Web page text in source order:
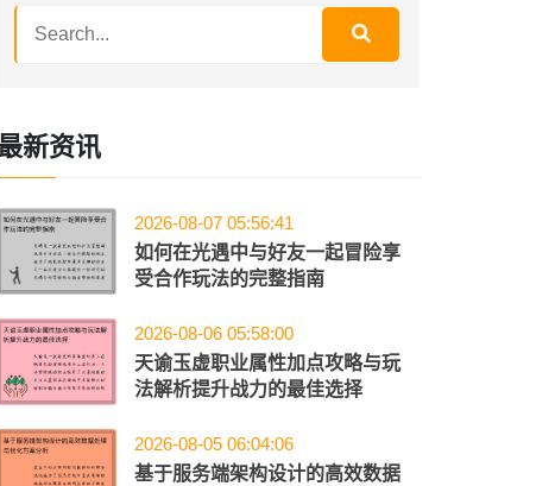
新资讯
2026-08-07 05:56:41
如何在光遇中与好友一起冒险享
受合作玩法的完整指南
2026-08-06 05:58:00
天谕玉虚职业属性加点攻略与玩
法解析提升战力的最佳选择
2026-08-05 06:04:06
基于服务端架构设计的高效数据